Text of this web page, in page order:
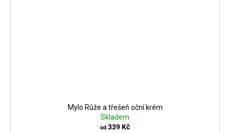
Mylo Růže a třešeň oční krém
Skladem
od 339 Kč